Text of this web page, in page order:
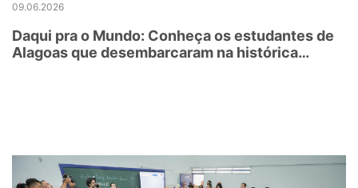
09.06.2026
Daqui pra o Mundo: Conheça os estudantes de
Alagoas que desembarcaram na histórica